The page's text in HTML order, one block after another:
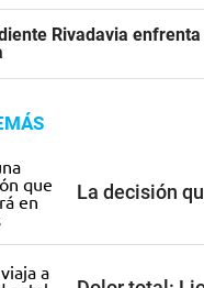
Rivadavia
La decisión